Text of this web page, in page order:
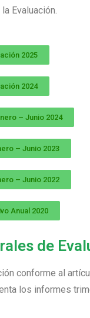
Evaluación.
2025
2024
– Junio 2024
– Junio 2023
– Junio 2022
Anual 2020
de
conforme al
los informes